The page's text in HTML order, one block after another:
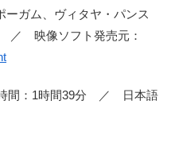
ーガム、ヴィタヤ・パンス
／ 映像ソフト発売元：
間：1時間39分 ／ 日本語